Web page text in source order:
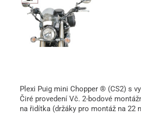
Plexi Puig mini Chopper ® (CS2) s
Čiré provedení Vč. 2-bodové
na řidítka (držáky pro montáž na 22